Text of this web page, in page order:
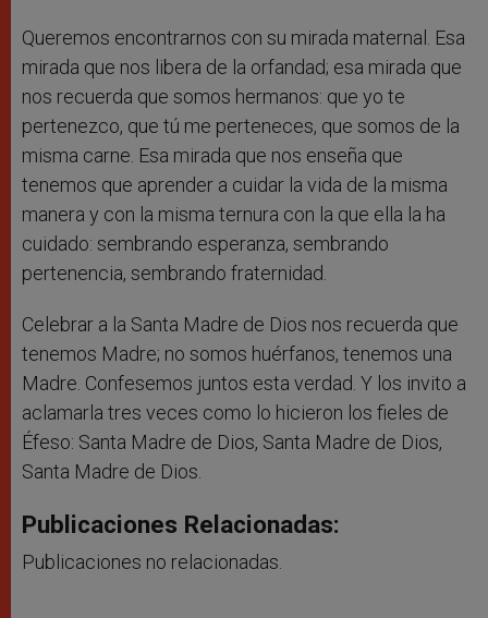
Queremos encontrarnos con su mirada maternal. Esa
mirada que nos libera de la orfandad; esa mirada que
nos recuerda que somos hermanos: que yo te
pertenezco, que tú me perteneces, que somos de la
misma carne. Esa mirada que nos enseña que
tenemos que aprender a cuidar la vida de la misma
manera y con la misma ternura con la que ella la ha
cuidado: sembrando esperanza, sembrando
pertenencia, sembrando fraternidad.
Celebrar a la Santa Madre de Dios nos recuerda que
tenemos Madre; no somos huérfanos, tenemos una
Madre. Confesemos juntos esta verdad. Y los invito a
aclamarla tres veces como lo hicieron los fieles de
Éfeso: Santa Madre de Dios, Santa Madre de Dios,
Santa Madre de Dios.
Publicaciones Relacionadas:
Publicaciones no relacionadas.